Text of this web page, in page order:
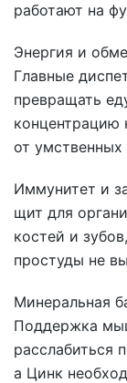
работают на
Энергия и
Главные
превращать
концентрацию
от умственных
Иммунитет и
щит для
костей и
простуды не
Минеральная
Поддержка
расслабиться
а Цинк